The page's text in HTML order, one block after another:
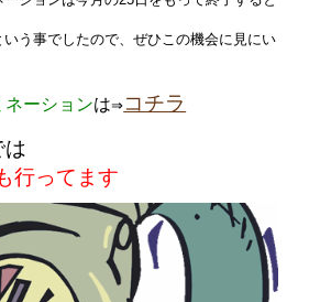
う事でしたので、ぜひこの機会に見にい
ネーションは⇒ コチラ
は
行ってます